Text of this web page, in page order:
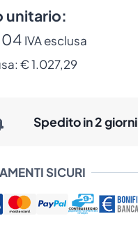
unitario:
IVA esclusa
€ 1.027,29
Spedito in 2 giorni
SICURI